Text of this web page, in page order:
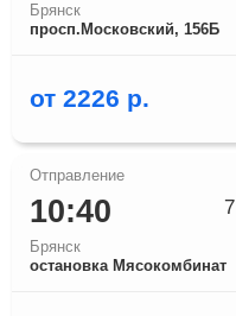
Брянск
просп.Московский, 156Б
от 2226 р.
10:40
Брянск
остановка Мясокомбинат
7